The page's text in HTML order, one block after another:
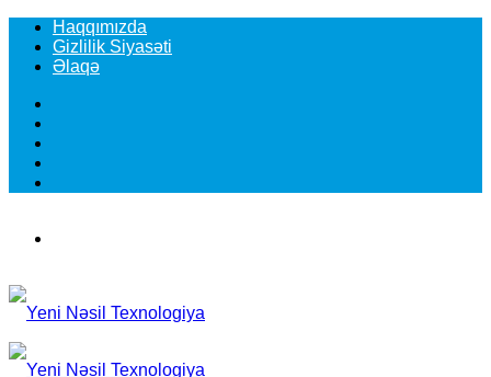
Haqqımızda
Gizlilik Siyasəti
Əlaqə